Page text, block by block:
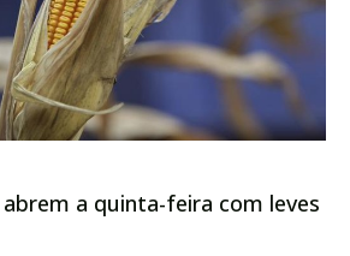
a quinta-feira com leves